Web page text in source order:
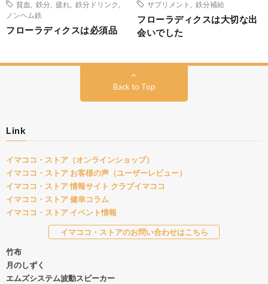
貧血
鉄分 疲れ 鉄分ドリンク
ノンヘム鉄
フローラディクスは必須品
サプリメント
鉄分補給
フローラディクスは大切な出
会いでした
Back to Top
Link
イマココ・ストア（オンラインショップ）
イマココ・ストア お客様の声（ユーザーレビュー）
イマココ・ストア 情報サイト クラブイマココ
イマココ・ストア 健幸コラム
イマココ・ストア イベント情報
イマココ・ストアのお問い合わせはこちら
竹布
月のしずく
エムズシステム波動スピーカー